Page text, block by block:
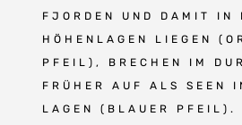
FJORDEN UND DAMIT IN
HÖHENLAGEN LIEGEN
PFEIL), BRECHEN IM
FRÜHER AUF ALS SEEN
LAGEN (BLAUER PFEIL).